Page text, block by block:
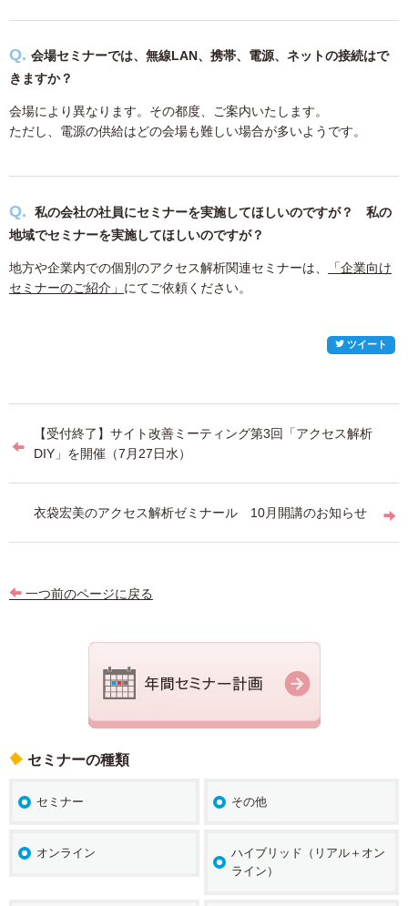
会場セミナーでは、無線LAN、携帯、電源、ネットの接続はで
きますか？
会場により異なります。その都度、ご案内いたします。
ただし、電源の供給はどの会場も難しい場合が多いようです。
私の会社の社員にセミナーを実施してほしいのですが？ 私の
地域でセミナーを実施してほしいのですが？
地方や企業内での個別のアクセス解析関連セミナーは、
「企業向け
セミナーのご紹介」 にてご依頼ください。
ツイート
稿
ナ
ゲ
シ
【受付終了】サイト改善ミーティング第3回「アクセス解析
DIY」を開催（7月27日水）
衣袋宏美のアクセス解析ゼミナール 10月開講のお知らせ
一つ前のページに戻る
セミナーの種類
セミナー その他
オンライン
ハイブリッド（リアル＋オン
ライン）